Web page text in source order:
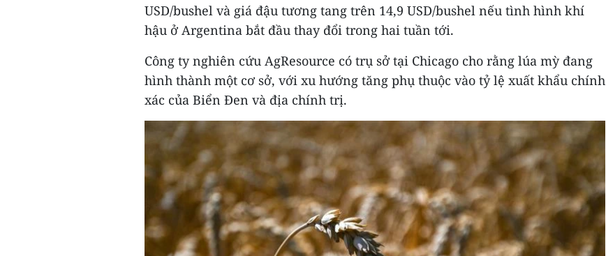
USD/bushel và giá đậu tương tang trên 14,9 USD/bushel nếu tình hình khí
hậu ở Argentina bắt đầu thay đổi trong hai tuần tới.
Công ty nghiên cứu AgResource có trụ sở tại Chicago cho rằng lúa mỳ đang
hình thành một cơ sở, với xu hướng tăng phụ thuộc vào tỷ lệ xuất khẩu chính
xác của Biển Đen và địa chính trị.